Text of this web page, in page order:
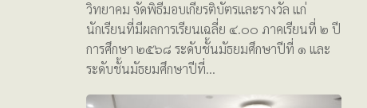
วิทยาคม จัดพิธีมอบเกียรติบัตรและรางวัล แก่
นักเรียนที่มีผลการเรียนเฉลี่ย ๔.๐๐ ภาคเรียนที่ ๒ ปี
การศึกษา ๒๕๖๘ ระดับชั้นมัธยมศึกษาปีที่ ๑ และ
ระดับชั้นมัธยมศึกษาปีที่…